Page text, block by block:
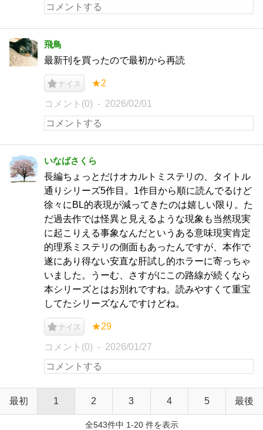
飛鳥
最新刊を買ったので最初から再読
ナイス ★2
コメント(0) 2026/02/01
いなばさくら
長編ちょっとだけオカルトミステリの、タイトル
通りシリーズ5作目。1作目から順に読んでるけど
徐々にBL的表現が減ってきたのは嬉しい限り。た
だ過去作では怪異と見えるような現象も当然現実
に起こりえる事象なんだというある意味現実肯定
的理系ミステリの側面もあったんですが、本作で
遂にあり得ない安直な肝試し的ホラーに寄っちゃ
いました。うーむ、さすがにこの路線が続くなら
本シリーズとはお別れですね。読みやすくて重宝
してたシリーズなんですけどね。
ナイス ★29
コメント(0) 2026/01/27
最初 1 2 3 4 5 最後
全543件中 1-20 件を表示